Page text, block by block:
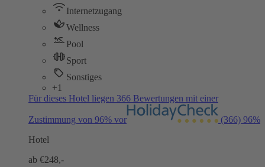
Internetzugang
Wellness
Pool
Sport
Sonstiges
+1
Für dieses Hotel liegen 366 Bewertungen mit einer
Zustimmung von 96% vor (366) 96%
Hotel
ab €248,-